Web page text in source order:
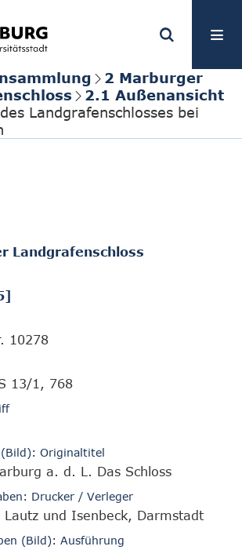
2 Marburger
2.1 Außenansicht
Landgrafenschlosses bei
Landgrafenschloss
10278
13/1, 768
Originaltitel
a. d. L. Das Schloss
Drucker / Verleger
Lautz und Isenbeck, Darmstadt
(Bild): Ausführung